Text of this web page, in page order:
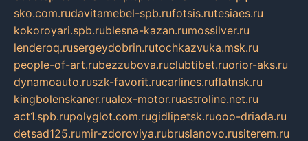
sko.com.rudavitamebel-spb.rufotsis.rutesiaes.ru
kokoroyari.spb.rublesna-kazan.rumossilver.ru
lenderoq.rusergeydobrin.rutochkazvuka.msk.ru
people-of-art.rubezzubova.ruclubtibet.ruorior-aks.ru
dynamoauto.ruszk-favorit.rucarlines.ruflatnsk.ru
kingbolenskaner.rualex-motor.ruastroline.net.ru
act1.spb.rupolyglot.com.rugidlipetsk.ruooo-driada.ru
detsad125.rumir-zdoroviya.rubruslanovo.rusiterem.ru